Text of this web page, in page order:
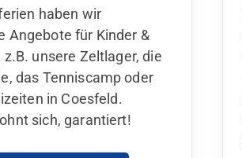
haben wir
Angebote für Kinder &
unsere Zeltlager, die
das Tenniscamp oder
in Coesfeld.
sich, garantiert!